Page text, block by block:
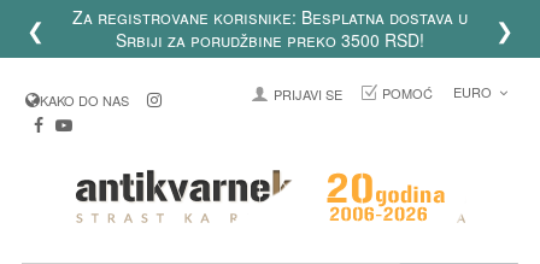
❮
registrovane korisnike: Besplatna dostava u
Srbiji za porudžbine preko 3500 RSD!
❯
KAKO DO NAS PRIJAVI SE POMOĆ EURO